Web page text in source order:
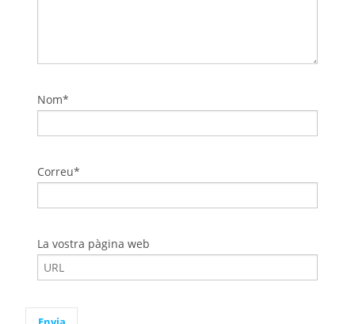
Nom*
Correu*
La vostra pàgina web